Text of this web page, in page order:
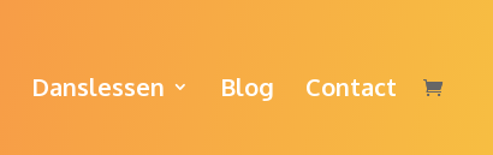
Danslessen Blog Contact